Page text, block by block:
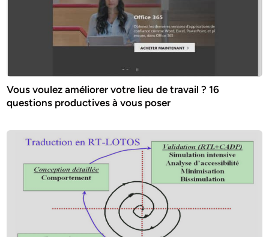
Vous voulez améliorer votre lieu de travail ? 16
questions productives à vous poser